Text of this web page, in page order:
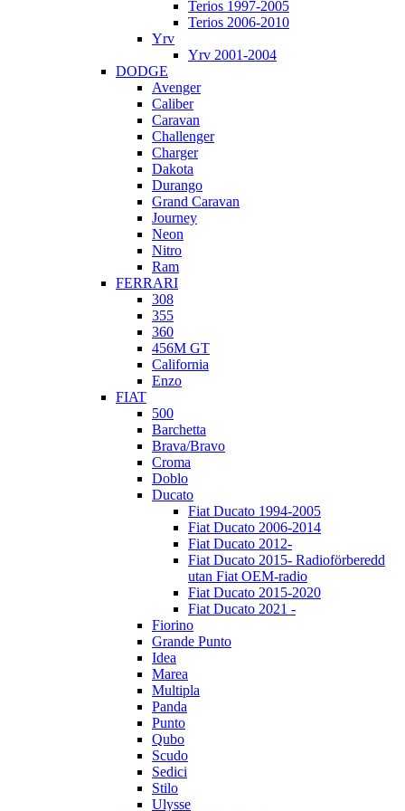
Terios 1997-2005
Terios 2006-2010
Yrv
Yrv 2001-2004
DODGE
Avenger
Caliber
Caravan
Challenger
Charger
Dakota
Durango
Grand Caravan
Journey
Neon
Nitro
Ram
FERRARI
308
355
360
456M GT
California
Enzo
FIAT
500
Barchetta
Brava/Bravo
Croma
Doblo
Ducato
Fiat Ducato 1994-2005
Fiat Ducato 2006-2014
Fiat Ducato 2012-
Fiat Ducato 2015- Radioförberedd
utan Fiat OEM-radio
Fiat Ducato 2015-2020
Fiat Ducato 2021 -
Fiorino
Grande Punto
Idea
Marea
Multipla
Panda
Punto
Qubo
Scudo
Sedici
Stilo
Ulysse